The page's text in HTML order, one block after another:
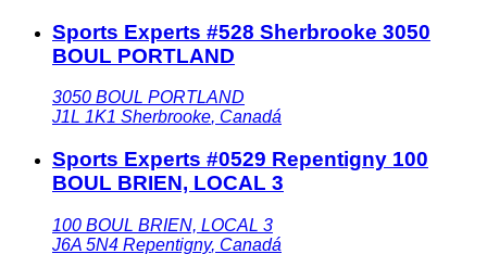
Sports Experts #528 Sherbrooke 3050
BOUL PORTLAND
3050 BOUL PORTLAND
J1L 1K1 Sherbrooke, Canadá
Sports Experts #0529 Repentigny 100
BOUL BRIEN, LOCAL 3
100 BOUL BRIEN, LOCAL 3
J6A 5N4 Repentigny, Canadá